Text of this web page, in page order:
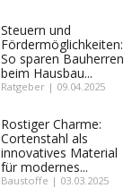
Steuern und
Fördermöglichkeiten:
So sparen Bauherren
beim Hausbau...
Ratgeber | 09.04.2025
Rostiger Charme:
Cortenstahl als
innovatives Material
für modernes...
Baustoffe | 03.03.2025